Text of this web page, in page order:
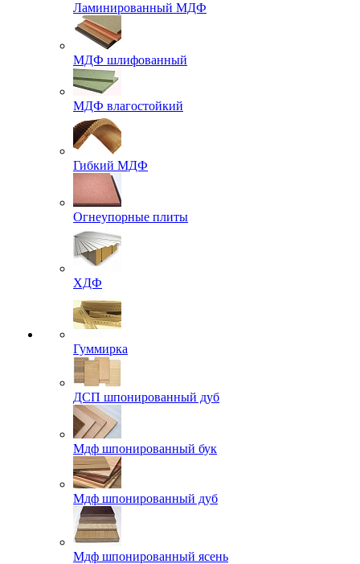
Ламинированный МДФ
МДФ шлифованный
МДФ влагостойкий
Гибкий МДФ
Огнеупорные плиты
ХДФ
Гуммирка
ДСП шпонированный дуб
Мдф шпонированный бук
Мдф шпонированный дуб
Мдф шпонированный ясень